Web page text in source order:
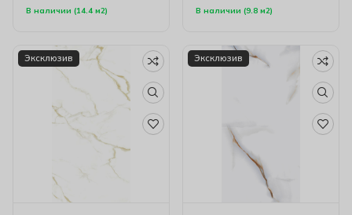
В наличии (14.4 м2) В наличии (9.8 м2)
Эксклюзив Эксклюзив